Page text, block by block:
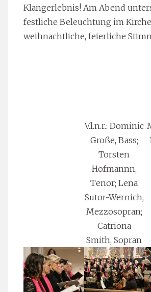
Klangerlebnis! Am Abend
festliche Beleuchtung im
weihnachtliche, feierliche
V.l.n.r.: Dominic
Große, Bass;
Torsten
Hofmannn,
Tenor; Lena
Sutor-Wernich,
Mezzosopran;
Catriona
Smith, Sopran